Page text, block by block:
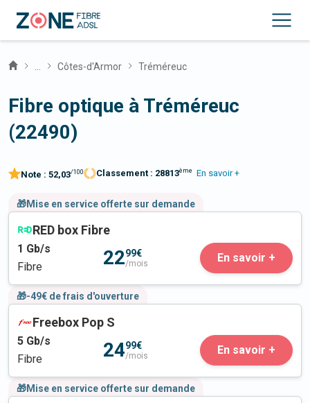
Côtes-d'Armor Tréméreuc
Fibre optique à Tréméreuc
(22490)
Note : 52,03/100 Classement : 28813ème En savoir +
🎁Mise en service offerte sur demande
RED box Fibre
1 Gb/s
Fibre
2299€
/mois En savoir +
🎁-49€ de frais d'ouverture
Freebox Pop S
5 Gb/s
Fibre
2499€
/mois En savoir +
🎁Mise en service offerte sur demande